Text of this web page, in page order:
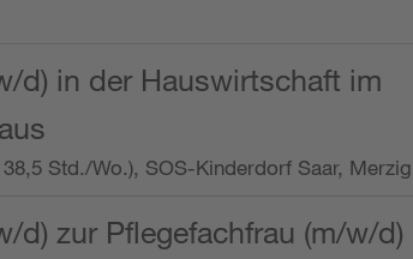
d) in der Hauswirtschaft im
Std./Wo.), SOS-Kinderdorf Saar, Merzig
d) zur Pflegefachfrau (m/w/d)